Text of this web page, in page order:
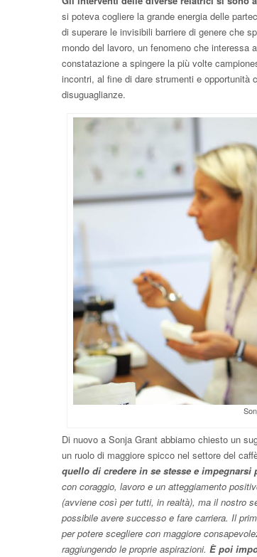
si poteva cogliere la grande energia delle
di superare le invisibili barriere di genere che
mondo del lavoro, un fenomeno che
constatazione a spingere la più volte
incontri, al fine di dare strumenti e opportunità
disuguaglianze.
Di nuovo a Sonja Grant abbiamo chiesto un
un ruolo di maggiore spicco nel settore del
quello di credere in se stesse e
con coraggio, lavoro e un atteggiamento
(avviene così per tutti, in realtà), ma il nostro
possibile avere successo e fare carriera. Il
per potere scegliere con maggiore
raggiungendo le proprie aspirazioni. È poi